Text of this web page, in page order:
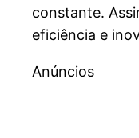
constante.
eficiência e
Anúncios